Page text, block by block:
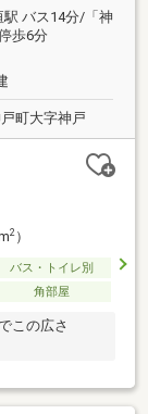
バス14分/「神
歩6分
町大字神戸
2）
バス・トイレ別
角部屋
この広さ